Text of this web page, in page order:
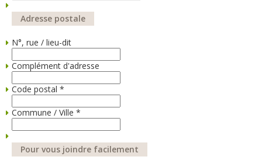
Adresse postale
N°, rue / lieu-dit
Complément d'adresse
Code postal *
Commune / Ville *
Pour vous joindre facilement